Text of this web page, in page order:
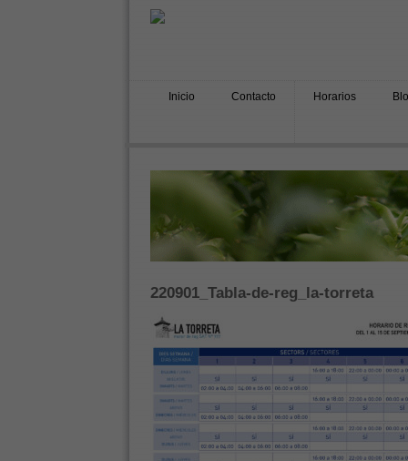
Inicio Contacto Horarios
220901_Tabla-de-reg_la-torreta